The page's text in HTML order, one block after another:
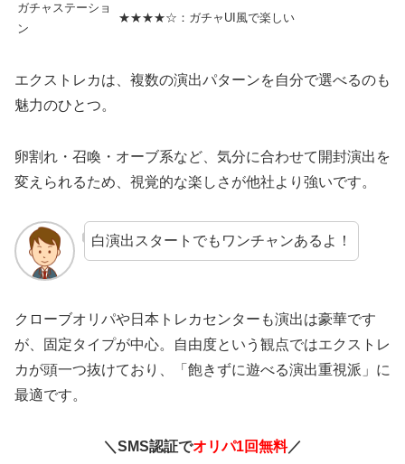
ガチャステーショ
ン
★★★★☆：ガチャUI風で楽しい
エクストレカは、複数の演出パターンを自分で選べるのも
魅力のひとつ。
卵割れ・召喚・オーブ系など、気分に合わせて開封演出を
変えられるため、視覚的な楽しさが他社より強いです。
白演出スタートでもワンチャンあるよ！
クローブオリパや日本トレカセンターも演出は豪華です
が、固定タイプが中心。自由度という観点ではエクストレ
カが頭一つ抜けており、「飽きずに遊べる演出重視派」に
最適です。
＼SMS認証でオリパ1回無料／